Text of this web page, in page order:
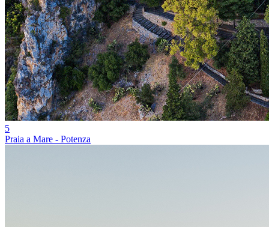
5
Praia a Mare - Potenza